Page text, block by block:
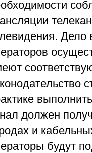
Дело
должен
и
будут